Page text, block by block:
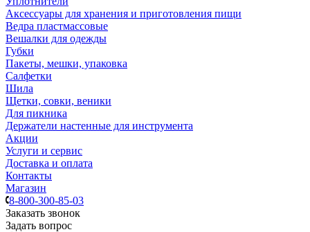
Аксессуары для хранения и приготовления пищи
Ведра пластмассовые
Вешалки для одежды
Губки
Пакеты, мешки, упаковка
Салфетки
Шила
Щетки, совки, веники
Для пикника
Держатели настенные для инструмента
Акции
Услуги и сервис
Доставка и оплата
Контакты
Магазин
8-800-300-85-03
Заказать звонок
Задать вопрос